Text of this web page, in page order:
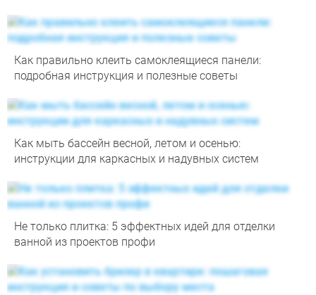
Как правильно клеить самоклеящиеся панели:
подробная инструкция и полезные советы
Как мыть бассейн весной, летом и осенью:
инструкции для каркасных и надувных систем
Не только плитка: 5 эффектных идей для отделки
ванной из проектов профи